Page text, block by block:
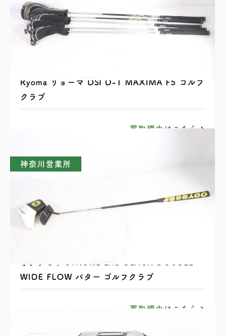
Ryoma リョーマ DSI D-1 MAXIMA F5 ゴルフ
クラブ
買取理由はこちら
神奈川営業所
WIDE FLOW パター ゴルフクラブ
買取理由はこちら